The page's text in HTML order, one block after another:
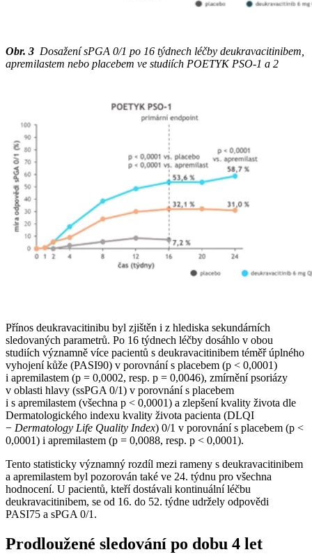
Obr. 3 Dosažení sPGA 0/1 po 16 týdnech léčby deukravacitinibem,
apremilastem nebo placebem ve studiích POETYK PSO-1 a 2
Přínos deukravacitinibu byl zjištěn i z hlediska sekundárních
sledovaných parametrů. Po 16 týdnech léčby dosáhlo v obou
studiích významně více pacientů s deukravacitinibem téměř úplného
vyhojení kůže (PASI90) v porovnání s placebem (p < 0,0001)
i apremilastem (p = 0,0002, resp. p = 0,0046), zmírnění psoriázy
v oblasti hlavy (ssPGA 0/1) v porovnání s placebem
i s apremilastem (všechna p < 0,0001) a zlepšení kvality života dle
Dermatologického indexu kvality života pacienta (DLQI
−⁠ Dermatology Life Quality Index) 0/1 v porovnání s placebem (p <
0,0001) i apremilastem (p = 0,0088, resp. p < 0,0001).
Tento statisticky významný rozdíl mezi rameny s deukravacitinibem
a apremilastem byl pozorován také ve 24. týdnu pro všechna
hodnocení. U pacientů, kteří dostávali kontinuální léčbu
deukravacitinibem, se od 16. do 52. týdne udržely odpovědi
PASI75 a sPGA 0/1.
Prodloužené sledování po dobu 4 let